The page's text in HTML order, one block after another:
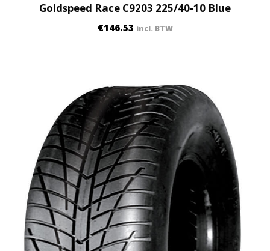
Goldspeed Race C9203 225/40-10 Blue
€146.53 incl. BTW